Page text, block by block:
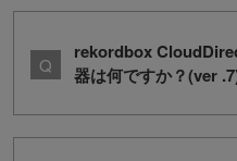
rekordbox
器は何ですか？(ver